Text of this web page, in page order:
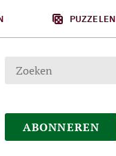
PUZZELEN
ABONNEREN